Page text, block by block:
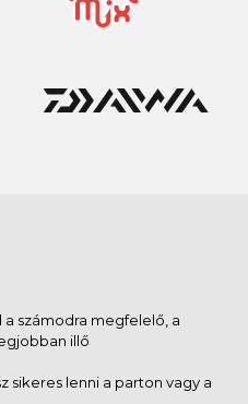
számodra megfelelő, a
illő
sikeres lenni a parton vagy a